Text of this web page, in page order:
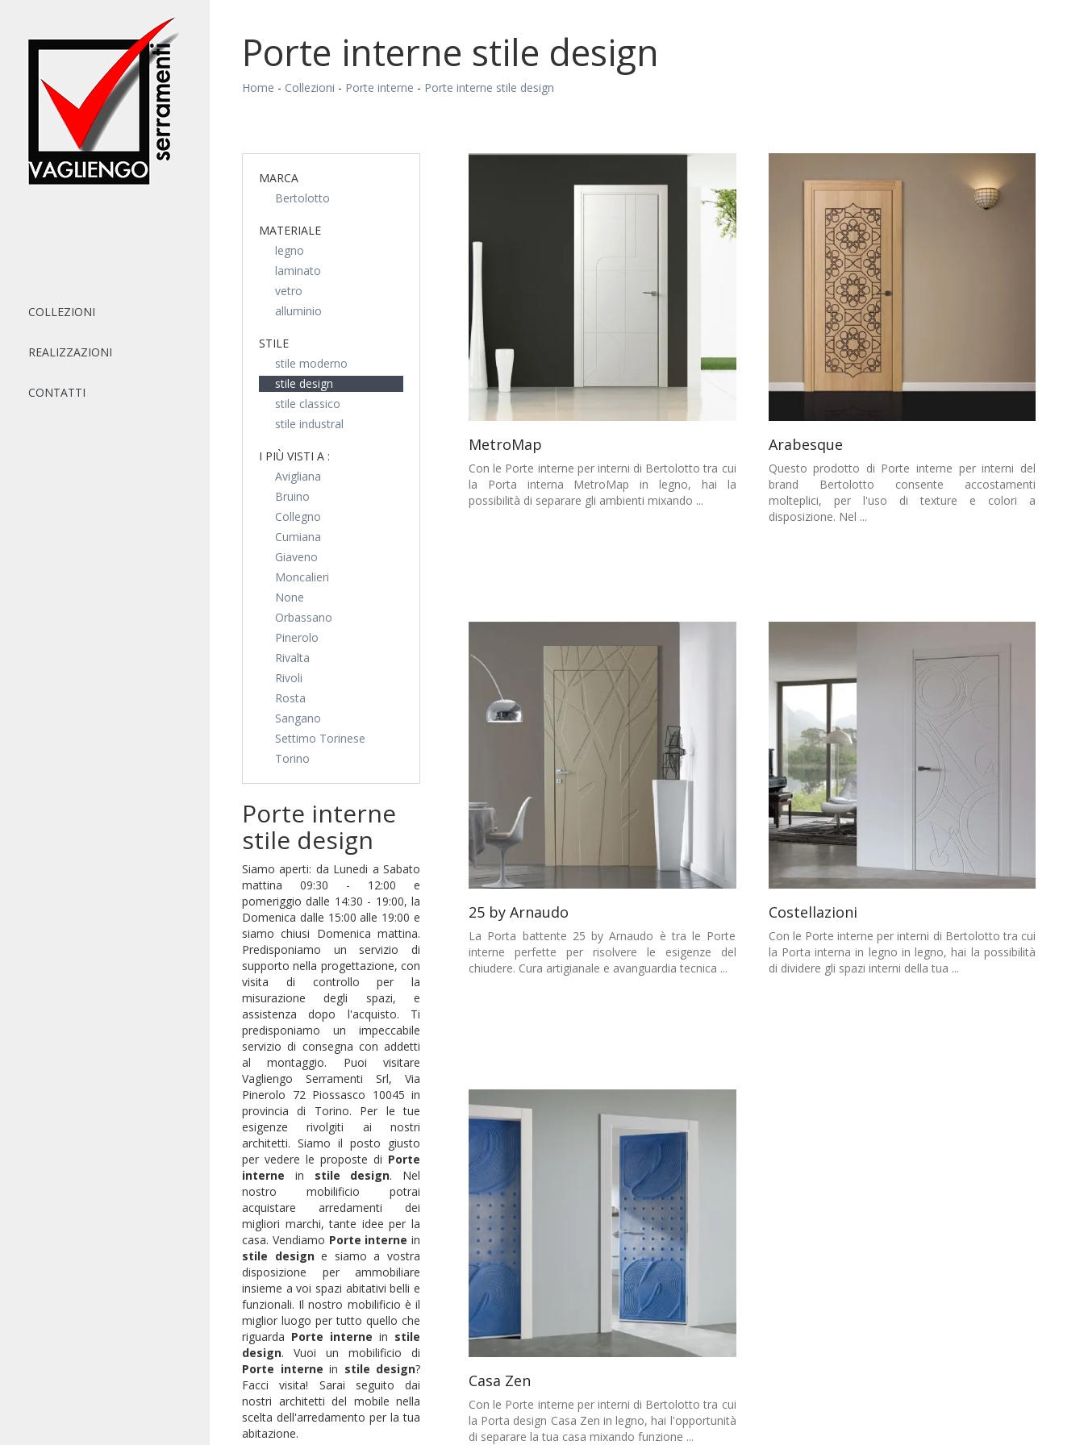
COLLEZIONI
REALIZZAZIONI
CONTATTI
Porte interne stile design
Home - Collezioni - Porte interne - Porte interne stile design
MARCA
Bertolotto
MATERIALE
legno
laminato
vetro
alluminio
STILE
stile moderno
stile design
stile classico
stile industral
I PIÙ VISTI A :
Avigliana
Bruino
Collegno
Cumiana
Giaveno
Moncalieri
None
Orbassano
Pinerolo
Rivalta
Rivoli
Rosta
Sangano
Settimo Torinese
Torino
Porte interne
stile design
Siamo aperti: da Lunedi a Sabato
mattina 09:30 - 12:00 e
pomeriggio dalle 14:30 - 19:00, la
Domenica dalle 15:00 alle 19:00 e
siamo chiusi Domenica mattina.
Predisponiamo un servizio di
supporto nella progettazione, con
visita di controllo per la
misurazione degli spazi, e
assistenza dopo l'acquisto. Ti
predisponiamo un impeccabile
servizio di consegna con addetti
al montaggio. Puoi visitare
Vagliengo Serramenti Srl, Via
Pinerolo 72 Piossasco 10045 in
provincia di Torino. Per le tue
esigenze rivolgiti ai nostri
architetti. Siamo il posto giusto
per vedere le proposte di Porte
interne in stile design. Nel
nostro mobilificio potrai
acquistare arredamenti dei
migliori marchi, tante idee per la
casa. Vendiamo Porte interne in
stile designe siamo a vostra
disposizione per ammobiliare
insieme a voi spazi abitativi belli e
funzionali. Il nostro mobilificio è il
miglior luogo per tutto quello che
riguarda Porte interne in stile
design. Vuoi un mobilificio di
Porte interne in stile design?
Facci visita! Sarai seguito dai
nostri architetti del mobile nella
scelta dell'arredamento per la tua
abitazione.
MetroMap
Con le Porte interne per interni di Bertolotto tra cui
la Porta interna MetroMap in legno, hai la
possibilità di separare gli ambienti mixando ...
Arabesque
Questo prodotto di Porte interne per interni del
brand Bertolotto consente accostamenti
molteplici, per l'uso di texture e colori a
disposizione. Nel ...
25 by Arnaudo
La Porta battente 25 by Arnaudo è tra le Porte
interne perfette per risolvere le esigenze del
chiudere. Cura artigianale e avanguardia tecnica ...
Costellazioni
Con le Porte interne per interni di Bertolotto tra cui
la Porta interna in legno in legno, hai la possibilità
di dividere gli spazi interni della tua ...
Casa Zen
Con le Porte interne per interni di Bertolotto tra cui
la Porta design Casa Zen in legno, hai l'opportunità
di separare la tua casa mixando funzione ...